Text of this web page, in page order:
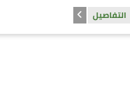
التفاصيل